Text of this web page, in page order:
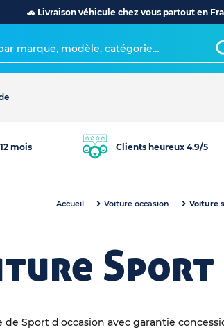
🚗 Livraison véhicule chez vous partout en
mois Clients heureux 4.9/5
Accueil Voiture occasion Voiture
Sport
Sport d'occasion avec garantie